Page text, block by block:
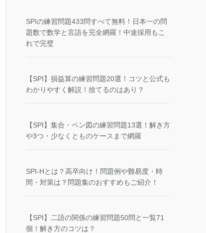
SPIの練習問題433問すべて無料！日本一の問
題数で数学と言語を完全網羅！中途採用もこ
れで完璧
【SPI】損益算の練習問題20選！コツと公式も
わかりやすく解説！捨てるのはあり？
【SPI】集合・ベン図の練習問題13選！解き方
や3つ・少なくとものケースまで網羅
SPI-Hとは？高卒向け！問題例や難易度・時
間・対策は？問題集のおすすめもご紹介！
【SPI】二語の関係の練習問題50問と一覧71
個！解き方のコツは？